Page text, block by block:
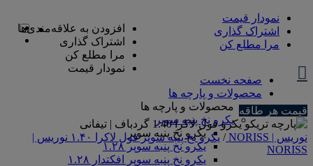
نمودار قیمت
اشتراک گذاری
مرا مطلع کن
صفحه نخست
محصولات و پارچه ها
محصولات و پارچه ها
یکرو نخ پنبه سوپر
یکرو نخ پنبه سوپر
یکرو نخ پنبه سوپر ۱.۲۸
یکرو نخ پنبه سوپر افکتدار ۱.۲۸
قیمت هر طاقه
افزودن به علاقه‌مندی‌ها
اشتراک گذاری
مرا مطلع کن
نمودار قیمت
نوریس | NORISS /
یکرو نخ پنبه سوپر فول لاکرا ۱.۴۰ نوریس |
NORISS